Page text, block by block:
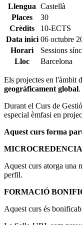
Llengua Castellà
Places
30
Crèdits
10-ECTS
Data inici 06 octubre
Horari
Sessions
Lloc
Barcelona
Els projectes en l'àmbit
geogràficament global
Durant el Curs de
especial èmfasi en
Aquest curs forma
Aquest curs atorga una
perfil.
FORMACIÓ
Aquest curs és